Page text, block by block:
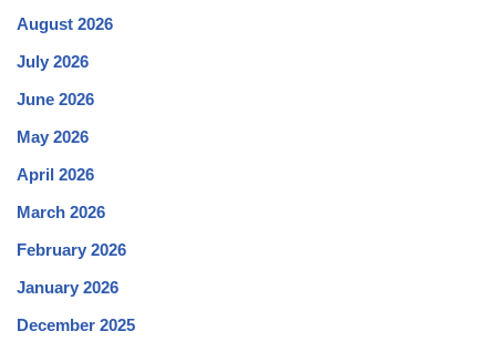
August 2026
July 2026
June 2026
May 2026
April 2026
March 2026
February 2026
January 2026
December 2025